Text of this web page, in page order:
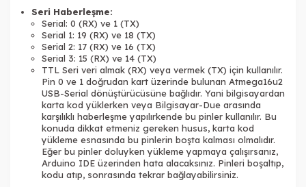
Seri Haberleşme:
Serial: 0 (RX) ve 1 (TX)
Serial 1: 19 (RX) ve 18 (TX)
Serial 2: 17 (RX) ve 16 (TX)
Serial 3: 15 (RX) ve 14 (TX)
TTL Seri veri almak (RX) veya vermek (TX) için kullanılır.
Pin 0 ve 1 doğrudan kart üzerinde bulunan Atmega16u2
USB-Serial dönüştürücüsüne bağlıdır. Yani bilgisayardan
karta kod yüklerken veya Bilgisayar-Due arasında
karşılıklı haberleşme yapılırkende bu pinler kullanılır. Bu
konuda dikkat etmeniz gereken husus, karta kod
yükleme esnasında bu pinlerin boşta kalması olmalıdır.
Eğer bu pinler doluyken yükleme yapmaya çalışırsanız,
Arduino IDE üzerinden hata alacaksınız. Pinleri boşaltıp,
kodu atıp, sonrasında tekrar bağlayabilirsiniz.